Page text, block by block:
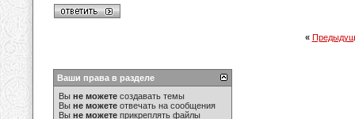
«
Ваши права в разделе
Вы не можете создавать темы
Вы не можете отвечать на сообщения
Вы не можете прикреплять файлы